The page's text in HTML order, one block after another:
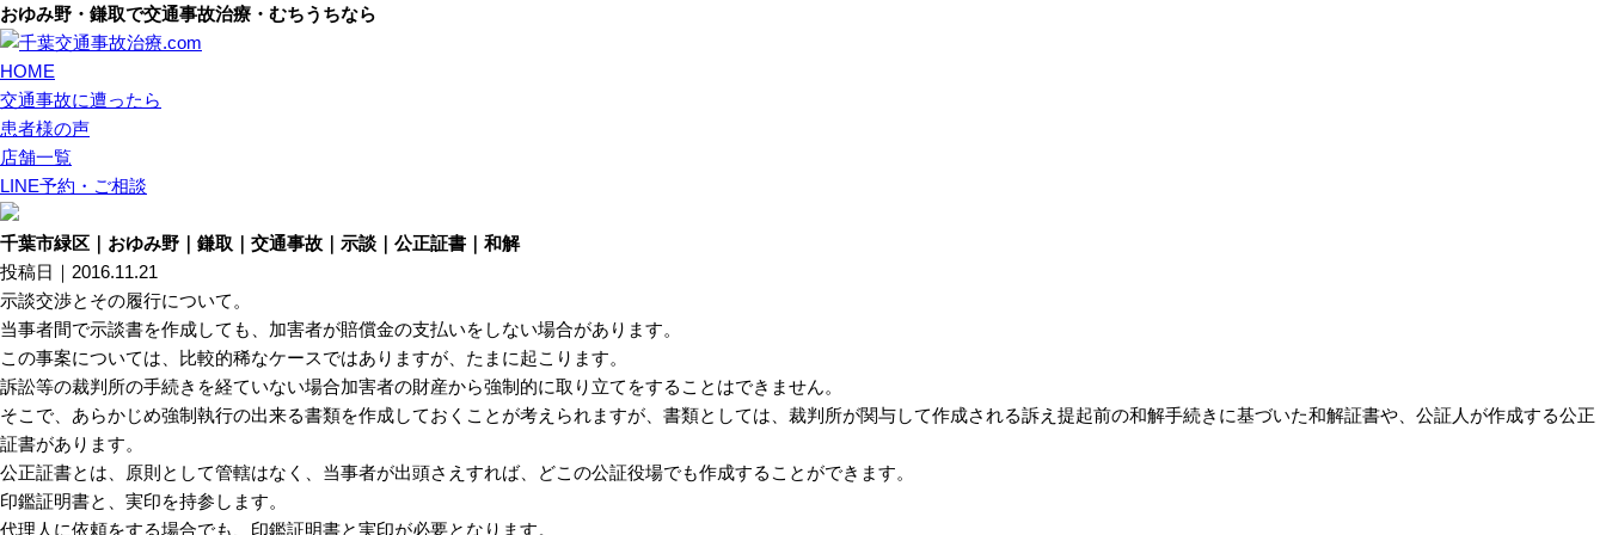
おゆみ野・鎌取で交通事故治療・むちうちなら
HOME
交通事故に遭ったら
患者様の声
店舗一覧
LINE予約・ご相談
千葉市緑区｜おゆみ野｜鎌取｜交通事故｜示談｜公正証書｜和解
投稿日｜2016.11.21
示談交渉とその履行について。
当事者間で示談書を作成しても、加害者が賠償金の支払いをしない場合があります。
この事案については、比較的稀なケースではありますが、たまに起こります。
訴訟等の裁判所の手続きを経ていない場合加害者の財産から強制的に取り立てをすることはできません。
そこで、あらかじめ強制執行の出来る書類を作成しておくことが考えられますが、書類としては、裁判所が関与して作成される訴え提起前の和解手続きに基づいた和解証書や、公証人が作成する公正
証書があります。
公正証書とは、原則として管轄はなく、当事者が出頭さえすれば、どこの公証役場でも作成することができます。
印鑑証明書と、実印を持参します。
代理人に依頼をする場合でも、印鑑証明書と実印が必要となります。